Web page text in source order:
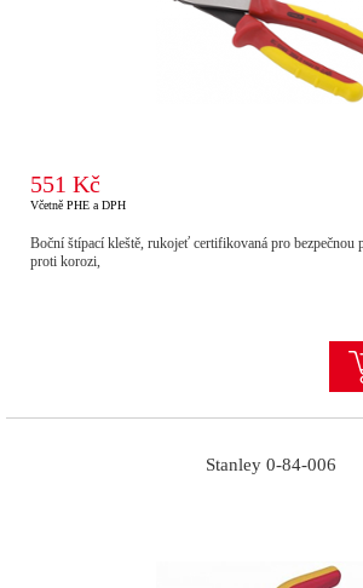
551 Kč
Včetně PHE a DPH
Boční štípací kleště, rukojeť certifikovaná pro bezpečnou
proti korozi,
Stanley 0-84-006